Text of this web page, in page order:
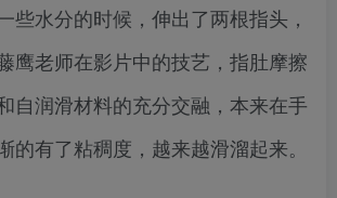
些水分的时候，伸出了两根指头，
鹰老师在影片中的技艺，指肚摩擦
自润滑材料的充分交融，本来在手
的有了粘稠度，越来越滑溜起来。